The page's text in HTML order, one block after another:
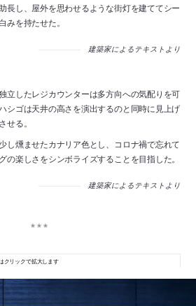
長し、屋外を思わせるような街灯を建ててシー
みを持たせた。
建築家によるテキストより
立したレジカウンターは多方向への気配りを可
シゴは天井の高さを演出するのと同時に見上げ
せる。
し燻ませたカナリア色とし、コロナ禍で忘れて
の楽しさをシンボライズすることを目指した。
建築家によるテキストより
クリックで拡大します